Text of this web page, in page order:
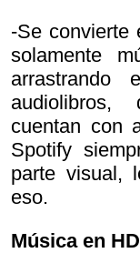
-Se convierte
solamente
arrastrando
cuentan con
Spotify
parte visual,
eso.
Música en HD